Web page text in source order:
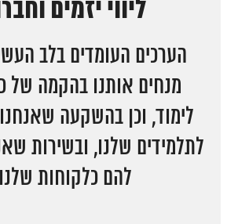
המגזין
יצירת קשר
English
ליווי יזמים
הערכים העומדים בלב
מנחים אותנו בהקמה של
לימוד, וכן בהשקעה
לתלמידים שלנו, ובשירות
להם כלקוחות